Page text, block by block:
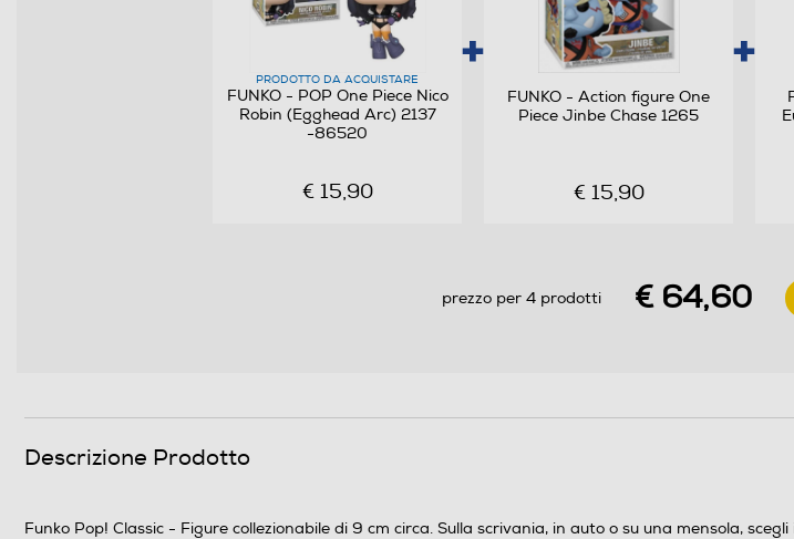
PRODOTTO DA ACQUISTARE
FUNKO - POP One Piece Nico
Robin (Egghead Arc) 2137
-86520
€ 15,90
FUNKO - Action figure One
Piece Jinbe Chase 1265
€ 15,90
prezzo per 4 prodotti € 64,60
Descrizione Prodotto
Funko Pop! Classic - Figure collezionabile di 9 cm circa. Sulla scrivania, in auto o su una mensola,